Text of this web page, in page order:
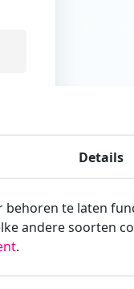
Details
behoren te laten
andere soorten
.